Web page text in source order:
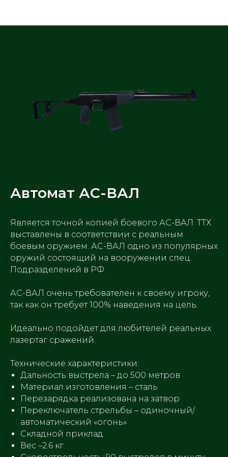
Автомат АС-ВАЛ
Является точной копией боевого АС-ВАЛ. ТТХ
выставлены в соответствии с реальным
боевым оружием. АС-ВАЛ одно из популярных
оружий состоящий на вооружении спец.
Подразделений в РФ.
АС-ВАЛ очень требователен к своему игроку,
так как он требует 100% наведения на цель.
Идеально подойдет для любителей реальных
лазертаг сражений.
Технические характеристики:
Дальность выстрела – до 500 метров
Материал изготовления – сталь
Перезарядка реализована на затвор
Переключатель стрельбы – одиночный/
автоматический «огонь»
Складной приклад
Вес –2.6 кг